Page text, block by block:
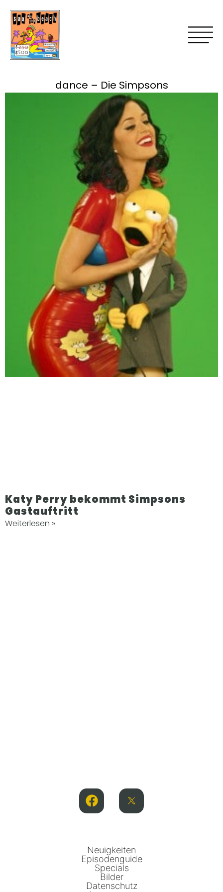
dance – Die Simpsons
Katy Perry bekommt Simpsons
Gastauftritt
Weiterlesen »
Neuigkeiten
Episodenguide
Specials
Bilder
Datenschutz